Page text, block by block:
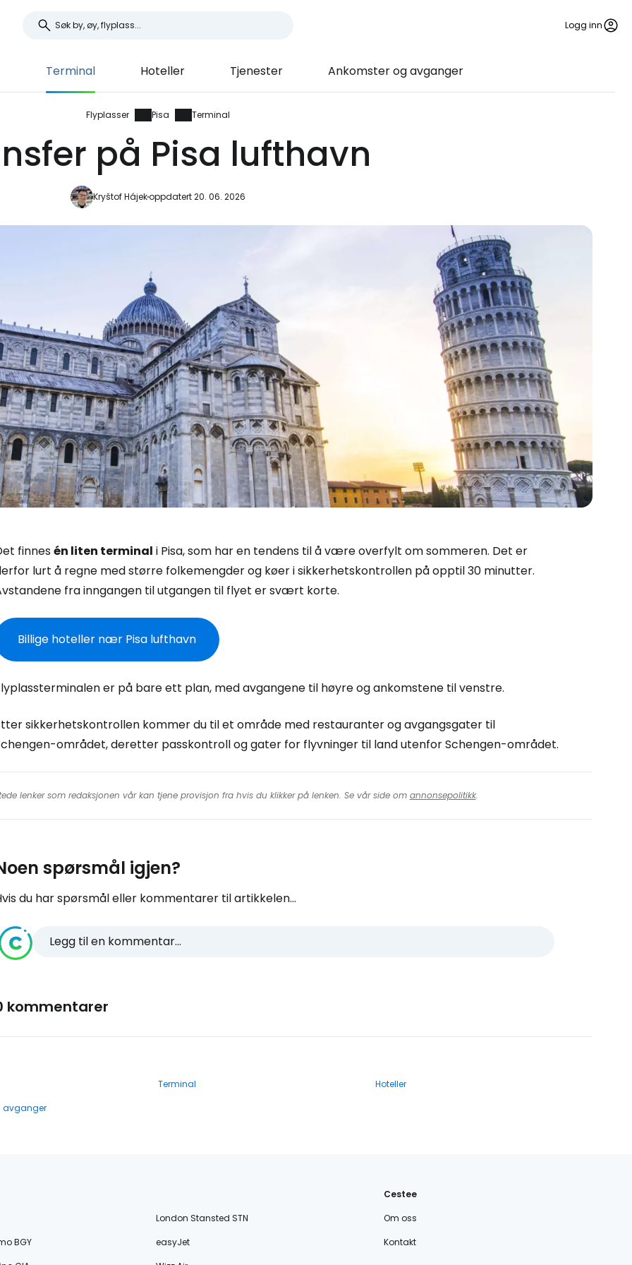
Logg inn
Terminal Hoteller Tjenester Ankomster og avganger
Flyplasser Pisa Terminal
på Pisa lufthavn
Kryštof Hájekoppdatert 20. 06. 2026
finnesén liten terminal i Pisa, som har en tendens til å være overfylt om sommeren. Det er
lurt å regne med større folkemengder og køer i sikkerhetskontrollen på opptil 30 minutter.
fra inngangen til utgangen til flyet er svært korte.
Billige hoteller nær Pisa lufthavn
er på bare ett plan, med avgangene til høyre og ankomstene til venstre.
sikkerhetskontrollen kommer du til et område med restauranter og avgangsgater til
området, deretter passkontroll og gater for flyvninger til land utenfor Schengen-området.
lenker som redaksjonen vår kan tjene provisjon fra hvis du klikker på lenken. Se vår side om annonsepolitikk.
spørsmål igjen?
du har spørsmål eller kommentarer til artikkelen...
Legg til en kommentar...
kommentarer
Terminal
Hoteller
avganger
London Stansted STN
BGY
easyJet
Cestee
Om oss
Kontakt
Logg inn på Cestee
... det verdensomspennende reisefellesskapet
Fortsett med Google